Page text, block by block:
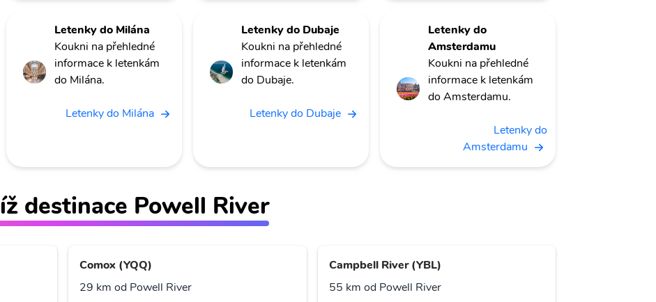
Letenky do Milána
Koukni na přehledné
informace k letenkám
do Milána.
Letenky do Milána
Letenky do Dubaje
Koukni na přehledné
informace k letenkám
do Dubaje.
Letenky do Dubaje
Letenky do
Amsterdamu
Koukni na přehledné
informace k letenkám
do Amsterdamu.
Letenky do
Amsterdamu
destinace Powell River
Comox (YQQ)
29 km od Powell River
Campbell River (YBL)
55 km od Powell River